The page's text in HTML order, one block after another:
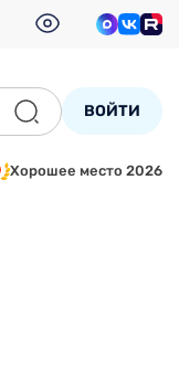
ВОЙТИ
Хорошее место 2026